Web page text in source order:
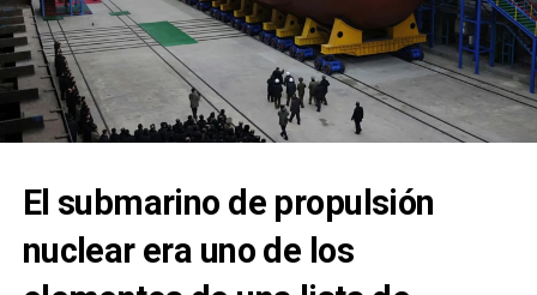
El submarino de propulsión
nuclear era uno de los